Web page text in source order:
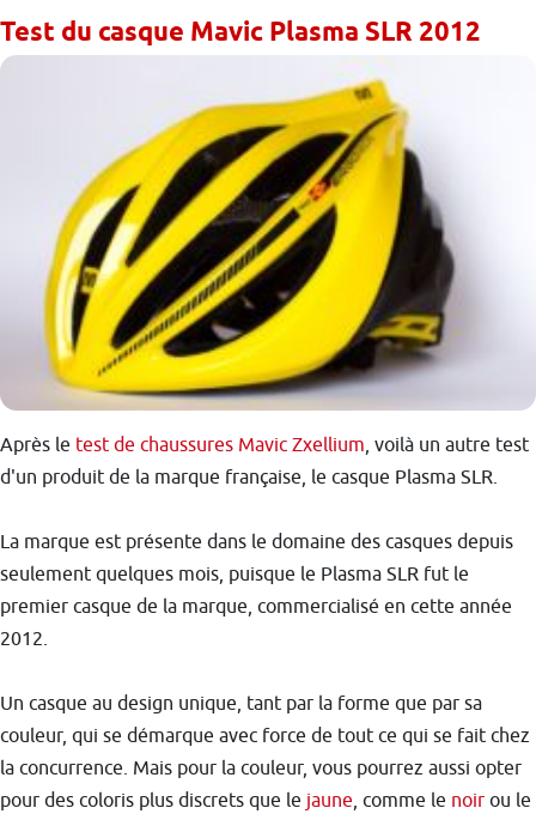
Test du casque Mavic Plasma SLR 2012
Après le test de chaussures Mavic Zxellium, voilà un autre test
d'un produit de la marque française, le casque Plasma SLR.
La marque est présente dans le domaine des casques depuis
seulement quelques mois, puisque le Plasma SLR fut le
premier casque de la marque, commercialisé en cette année
2012.
Un casque au design unique, tant par la forme que par sa
couleur, qui se démarque avec force de tout ce qui se fait chez
la concurrence. Mais pour la couleur, vous pourrez aussi opter
pour des coloris plus discrets que le jaune, comme le noir ou le